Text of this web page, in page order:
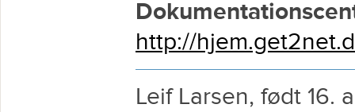
http://
Leif Larsen, født 16.